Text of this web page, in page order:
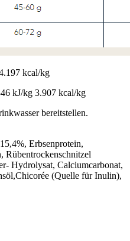
kcal/kg
kJ/kg 3.907 kcal/kg
bereitstellen.
Erbsenprotein,
Rübentrockenschnitzel
Hydrolysat, Calciumcarbonat,
(Quelle für Inulin),